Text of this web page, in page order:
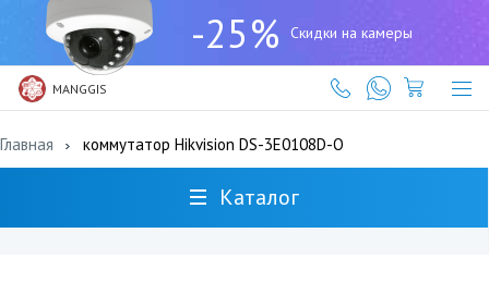
-25% Скидки на камеры
MANGGIS
(727)
317-
61-
61
Главная коммутатор Hikvision DS-3E0108D-O
Каталог